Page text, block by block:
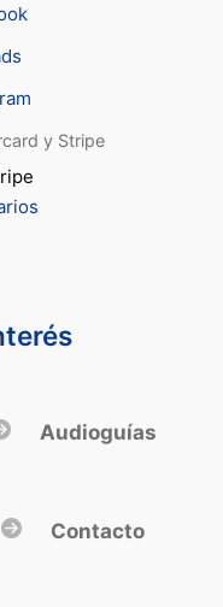
y Stripe
Audioguías
Contacto